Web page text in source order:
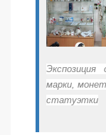
Экспозиция
марки,
статуэтки